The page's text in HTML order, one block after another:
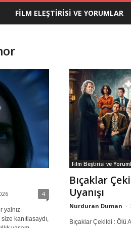
FILM ELEŞTIRISI VE YORUMLAR
4
yalnız
kanıtlasaydı,
Film Eleştirisi ve
Bıçaklar
Uyanışı
Nurduran Duman -
Bıçaklar Çekildi : Ölü